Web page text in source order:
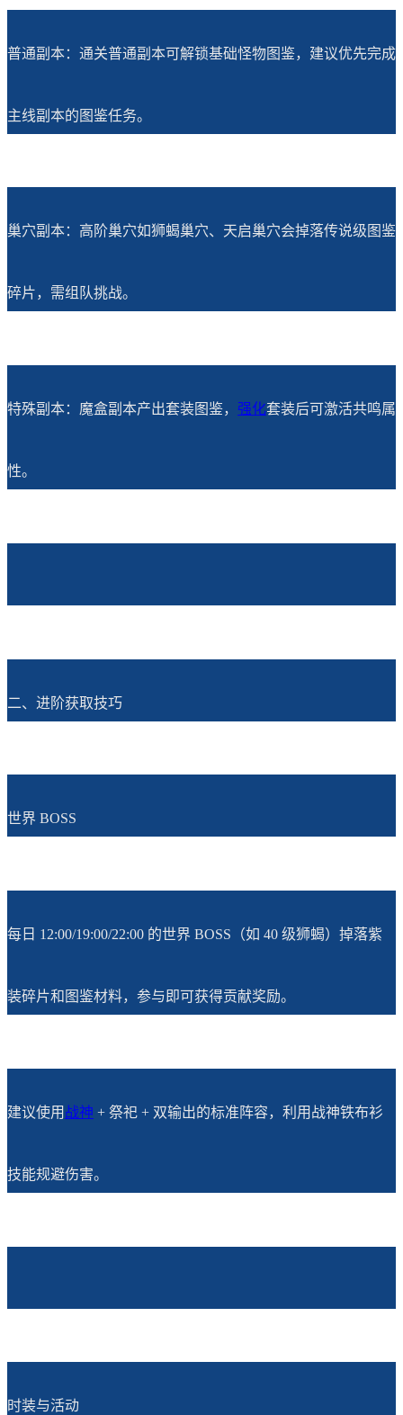
普通副本：通关普通副本可解锁基础怪物图鉴，建议优先完成
主线副本的图鉴任务。
巢穴副本：高阶巢穴如狮蝎巢穴、天启巢穴会掉落传说级图鉴
碎片，需组队挑战。
特殊副本：魔盒副本产出套装图鉴， 强化套装后可激活共鸣属
性。
二、进阶获取技巧
世界 BOSS
每日 12:00/19:00/22:00 的世界 BOSS（如 40 级狮蝎）掉落紫
装碎片和图鉴材料，参与即可获得贡献奖励。
建议使用 战神 + 祭祀 + 双输出的标准阵容，利用战神铁布衫
技能规避伤害。
时装与活动